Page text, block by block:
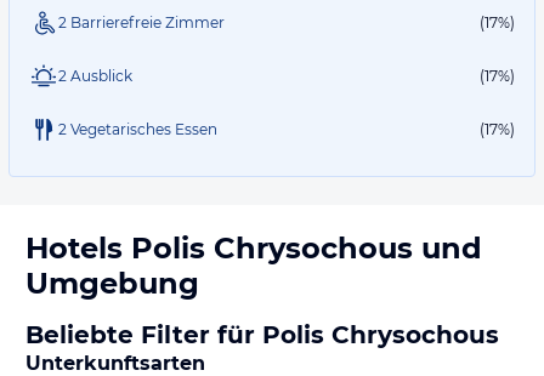
2 Barrierefreie Zimmer (17%)
2 Ausblick (17%)
2 Vegetarisches Essen (17%)
Hotels Polis Chrysochous und
Umgebung
Beliebte Filter für Polis Chrysochous
Unterkunftsarten